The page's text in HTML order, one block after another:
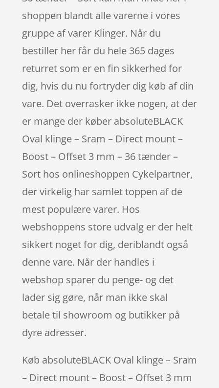
shoppen blandt alle varerne i vores
gruppe af varer Klinger. Når du
bestiller her får du hele 365 dages
returret som er en fin sikkerhed for
dig, hvis du nu fortryder dig køb af din
vare. Det overrasker ikke nogen, at der
er mange der køber absoluteBLACK
Oval klinge – Sram – Direct mount –
Boost – Offset 3 mm – 36 tænder –
Sort hos onlineshoppen Cykelpartner,
der virkelig har samlet toppen af de
mest populære varer. Hos
webshoppens store udvalg er der helt
sikkert noget for dig, deriblandt også
denne vare. Når der handles i
webshop sparer du penge- og det
lader sig gøre, når man ikke skal
betale til showroom og butikker på
dyre adresser.
Køb absoluteBLACK Oval klinge – Sram
– Direct mount – Boost – Offset 3 mm